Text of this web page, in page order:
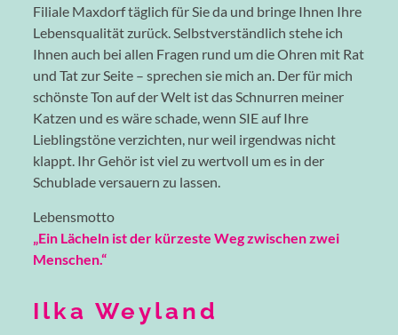
Filiale Maxdorf täglich für Sie da und bringe Ihnen Ihre
Lebensqualität zurück. Selbstverständlich stehe ich
Ihnen auch bei allen Fragen rund um die Ohren mit Rat
und Tat zur Seite – sprechen sie mich an. Der für mich
schönste Ton auf der Welt ist das Schnurren meiner
Katzen und es wäre schade, wenn SIE auf Ihre
Lieblingstöne verzichten, nur weil irgendwas nicht
klappt. Ihr Gehör ist viel zu wertvoll um es in der
Schublade versauern zu lassen.
Lebensmotto
„Ein Lächeln ist der kürzeste Weg zwischen zwei
Menschen.“
Ilka Weyland